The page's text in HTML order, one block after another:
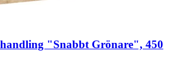
"Snabbt Grönare", 450